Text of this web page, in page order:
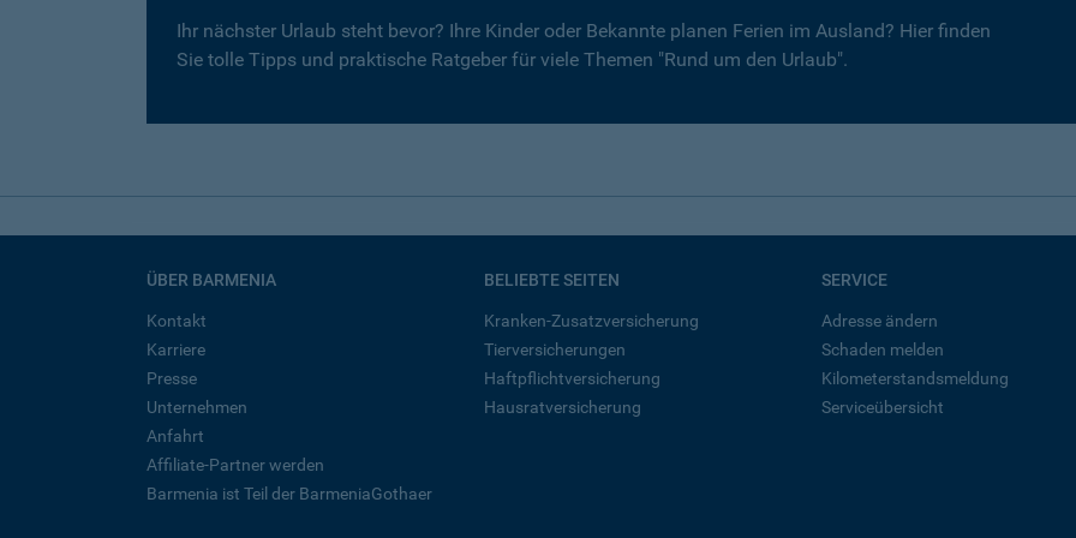
Ihr nächster Urlaub steht bevor? Ihre Kinder oder Bekannte planen Ferien im Ausland? Hier finden
Sie tolle Tipps und praktische Ratgeber für viele Themen "Rund um den Urlaub".
ÜBER BARMENIA
Kontakt
Karriere
Presse
Unternehmen
Anfahrt
Affiliate-Partner werden
Barmenia ist Teil der BarmeniaGothaer
BELIEBTE SEITEN
Kranken-Zusatzversicherung
Tierversicherungen
Haftpflichtversicherung
Hausratversicherung
SERVICE
Adresse ändern
Schaden melden
Kilometerstandsmeldung
Serviceübersicht